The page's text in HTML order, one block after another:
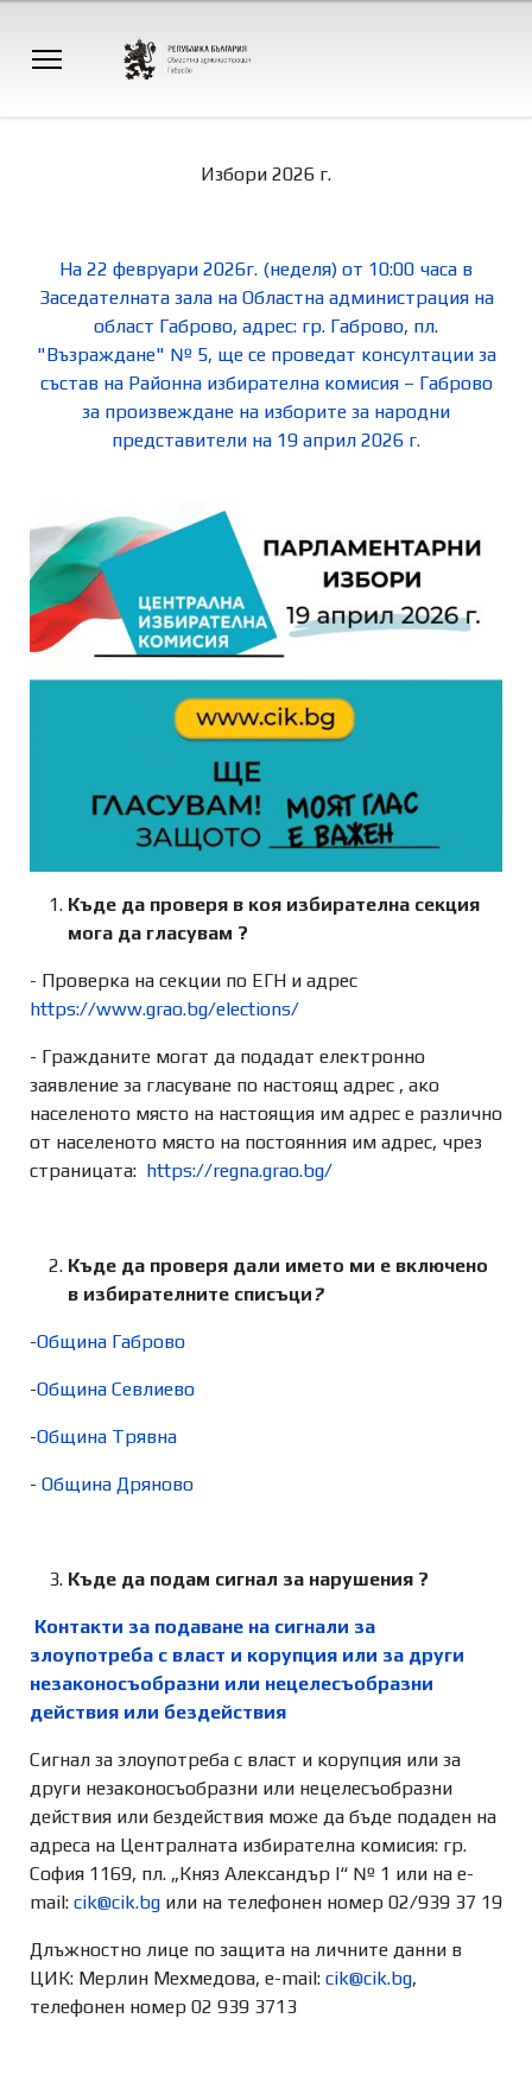
Избори 2026 г.
На 22 февруари 2026г. (неделя) от 10:00 часа в
Заседателната зала на Областна администрация на
област Габрово, адрес: гр. Габрово, пл.
"Възраждане" № 5, ще се проведат консултации за
състав на Районна избирателна комисия – Габрово
за произвеждане на изборите за народни
представители на 19 април 2026 г.
Къде да проверя в коя избирателна секция
мога да гласувам ?
- Проверка на секции по ЕГН и адрес
https://www.grao.bg/elections/
- Гражданите могат да подадат електронно
заявление за гласуване по настоящ адрес , ако
населеното място на настоящия им адрес е различно
от населеното място на постоянния им адрес, чрез
страницата: https://regna.grao.bg/
Къде да проверя дали името ми е включено
в избирателните списъци?
-Община Габрово
-Община Севлиево
-Община Трявна
- Община Дряново
Къде да подам сигнал за нарушения ?
Контакти за подаване на сигнали за
злоупотреба с власт и корупция или за други
незаконосъобразни или нецелесъобразни
действия или бездействия
Сигнал за злоупотреба с власт и корупция или за
други незаконосъобразни или нецелесъобразни
действия или бездействия може да бъде подаден на
адреса на Централната избирателна комисия: гр.
София 1169, пл. „Княз Александър I“ № 1 или на e-
mail: cik@cik.bg или на телефонен номер 02/939 37 19
Длъжностно лице по защита на личните данни в
ЦИК: Мерлин Мехмедова, e-mail: cik@cik.bg,
телефонен номер 02 939 3713